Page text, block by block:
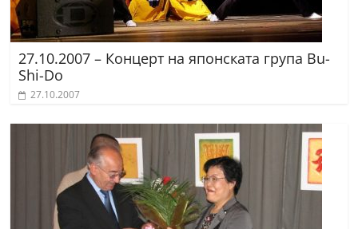
27.10.2007 – Концерт на японската група Bu-
Shi-Do
27.10.2007